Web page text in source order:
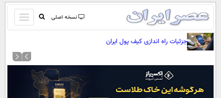
نسخه اصلی
باز
و
کردن
صفحه اول
آرشیو
نظرسنجی
جزئیات راه اندازی کیف پول ایران